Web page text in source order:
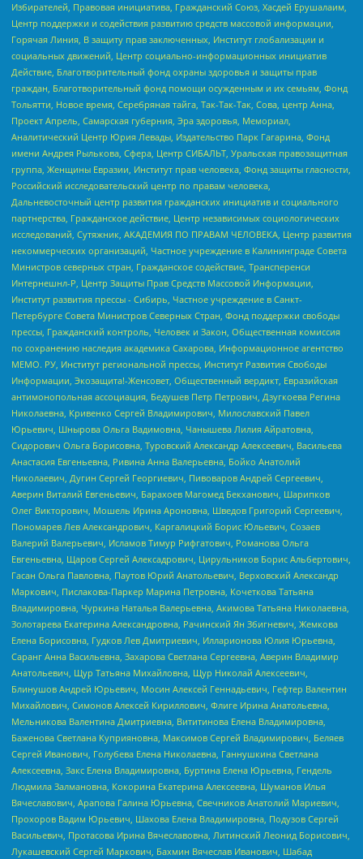
Избирателей, Правовая инициатива, Гражданский Союз, Хасдей Ерушалаим,
Центр поддержки и содействия развитию средств массовой информации,
Горячая Линия, В защиту прав заключенных, Институт глобализации и
социальных движений, Центр социально-информационных инициатив
Действие, Благотворительный фонд охраны здоровья и защиты прав
граждан, Благотворительный фонд помощи осужденным и их семьям, Фонд
Тольятти, Новое время, Серебряная тайга, Так-Так-Так, Сова, центр Анна,
Проект Апрель, Самарская губерния, Эра здоровья, Мемориал,
Аналитический Центр Юрия Левады, Издательство Парк Гагарина, Фонд
имени Андрея Рылькова, Сфера, Центр СИБАЛЬТ, Уральская правозащитная
группа, Женщины Евразии, Институт прав человека, Фонд защиты гласности,
Российский исследовательский центр по правам человека,
Дальневосточный центр развития гражданских инициатив и социального
партнерства, Гражданское действие, Центр независимых социологических
исследований, Сутяжник, АКАДЕМИЯ ПО ПРАВАМ ЧЕЛОВЕКА, Центр развития
некоммерческих организаций, Частное учреждение в Калининграде Совета
Министров северных стран, Гражданское содействие, Трансперенси
Интернешнл-Р, Центр Защиты Прав Средств Массовой Информации,
Институт развития прессы - Сибирь, Частное учреждение в Санкт-
Петербурге Совета Министров Северных Стран, Фонд поддержки свободы
прессы, Гражданский контроль, Человек и Закон, Общественная комиссия
по сохранению наследия академика Сахарова, Информационное агентство
МЕМО. РУ, Институт региональной прессы, Институт Развития Свободы
Информации, Экозащита!-Женсовет, Общественный вердикт, Евразийская
антимонопольная ассоциация, Бедушев Петр Петрович, Дзугкоева Регина
Николаевна, Кривенко Сергей Владимирович, Милославский Павел
Юрьевич, Шнырова Ольга Вадимовна, Чанышева Лилия Айратовна,
Сидорович Ольга Борисовна, Туровский Александр Алексеевич, Васильева
Анастасия Евгеньевна, Ривина Анна Валерьевна, Бойко Анатолий
Николаевич, Дугин Сергей Георгиевич, Пивоваров Андрей Сергеевич,
Аверин Виталий Евгеньевич, Барахоев Магомед Бекханович, Шарипков
Олег Викторович, Мошель Ирина Ароновна, Шведов Григорий Сергеевич,
Пономарев Лев Александрович, Каргалицкий Борис Юльевич, Созаев
Валерий Валерьевич, Исламов Тимур Рифгатович, Романова Ольга
Евгеньевна, Щаров Сергей Алексадрович, Цирульников Борис Альбертович,
Гасан Ольга Павловна, Паутов Юрий Анатольевич, Верховский Александр
Маркович, Пислакова-Паркер Марина Петровна, Кочеткова Татьяна
Владимировна, Чуркина Наталья Валерьевна, Акимова Татьяна Николаевна,
Золотарева Екатерина Александровна, Рачинский Ян Збигневич, Жемкова
Елена Борисовна, Гудков Лев Дмитриевич, Илларионова Юлия Юрьевна,
Саранг Анна Васильевна, Захарова Светлана Сергеевна, Аверин Владимир
Анатольевич, Щур Татьяна Михайловна, Щур Николай Алексеевич,
Блинушов Андрей Юрьевич, Мосин Алексей Геннадьевич, Гефтер Валентин
Михайлович, Симонов Алексей Кириллович, Флиге Ирина Анатольевна,
Мельникова Валентина Дмитриевна, Вититинова Елена Владимировна,
Баженова Светлана Куприяновна, Максимов Сергей Владимирович, Беляев
Сергей Иванович, Голубева Елена Николаевна, Ганнушкина Светлана
Алексеевна, Закс Елена Владимировна, Буртина Елена Юрьевна, Гендель
Людмила Залмановна, Кокорина Екатерина Алексеевна, Шуманов Илья
Вячеславович, Арапова Галина Юрьевна, Свечников Анатолий Мариевич,
Прохоров Вадим Юрьевич, Шахова Елена Владимировна, Подузов Сергей
Васильевич, Протасова Ирина Вячеславовна, Литинский Леонид Борисович,
Лукашевский Сергей Маркович, Бахмин Вячеслав Иванович, Шабад